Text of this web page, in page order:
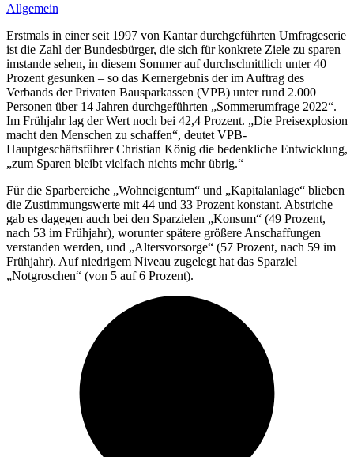
Allgemein
Erstmals in einer seit 1997 von Kantar durchgeführten Umfrageserie
ist die Zahl der Bundesbürger, die sich für konkrete Ziele zu sparen
imstande sehen, in diesem Sommer auf durchschnittlich unter 40
Prozent gesunken – so das Kernergebnis der im Auftrag des
Verbands der Privaten Bausparkassen (VPB) unter rund 2.000
Personen über 14 Jahren durchgeführten „Sommerumfrage 2022“.
Im Frühjahr lag der Wert noch bei 42,4 Prozent. „Die Preisexplosion
macht den Menschen zu schaffen“, deutet VPB-
Hauptgeschäftsführer Christian König die bedenkliche Entwicklung,
„zum Sparen bleibt vielfach nichts mehr übrig.“
Für die Sparbereiche „Wohneigentum“ und „Kapitalanlage“ blieben
die Zustimmungswerte mit 44 und 33 Prozent konstant. Abstriche
gab es dagegen auch bei den Sparzielen „Konsum“ (49 Prozent,
nach 53 im Frühjahr), worunter spätere größere Anschaffungen
verstanden werden, und „Altersvorsorge“ (57 Prozent, nach 59 im
Frühjahr). Auf niedrigem Niveau zugelegt hat das Sparziel
„Notgroschen“ (von 5 auf 6 Prozent).